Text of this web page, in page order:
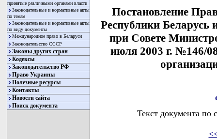
принятые различными органами власти
Законодательные и нормативные акты
по темам
Законодательные и нормативные акты
по виду документы
Международное право в Беларуси
Законодательство СССР
Законы других стран
Кодексы
Законодательство РФ
Право Украины
Полезные ресурсы
Контакты
Новости сайта
Поиск документа
Постановление
Республики
при Совете
июля 2003 г. №146/
Текст документа по